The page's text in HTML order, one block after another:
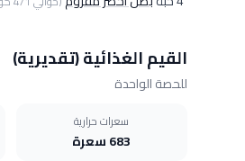
القيم الغذائية (تقديرية)
للحصة الواحدة
سعرات حرارية
683 سعرة